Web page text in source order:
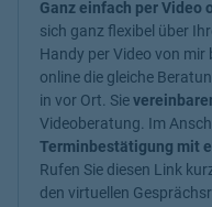
Ganz einfach per Video
sich ganz flexibel über
Handy per Video von
online die gleiche
in vor Ort. Sie
Videoberatung. Im
Terminbestätigung mit
Rufen Sie diesen Link
den virtuellen